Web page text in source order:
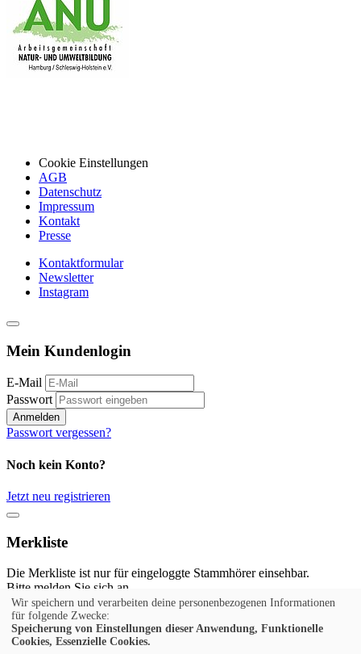
Cookie Einstellungen
AGB
Datenschutz
Impressum
Kontakt
Presse
Kontaktformular
Newsletter
Instagram
Mein Kundenlogin
E-Mail
Passwort
Anmelden
Passwort vergessen?
Noch kein Konto?
Jetzt neu registrieren
Merkliste
Die Merkliste ist nur für eingeloggte Stammhörer einsehbar.
Bitte melden Sie sich an.
Anmelden
Noch kein Konto?
Wir speichern und verarbeiten deine personenbezogenen Informationen
für folgende Zwecke:
Speicherung von Einstellungen dieser Anwendung, Funktionelle
Cookies, Essenzielle Cookies.